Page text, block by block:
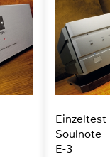
Einzeltest
Soulnote
E-3